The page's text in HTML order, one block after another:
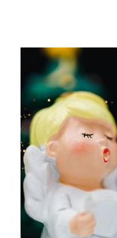
Zeige
grösseres
Bild